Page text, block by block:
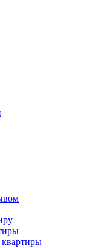
квартиры